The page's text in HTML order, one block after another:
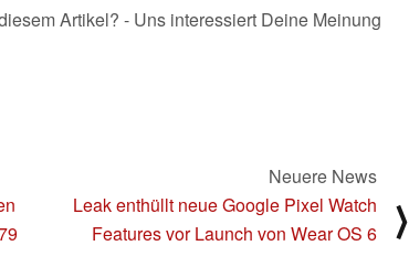
Artikel? - Uns interessiert Deine Meinung
Neuere News
Leak enthüllt neue Google Pixel Watch
Features vor Launch von Wear OS 6
⟩